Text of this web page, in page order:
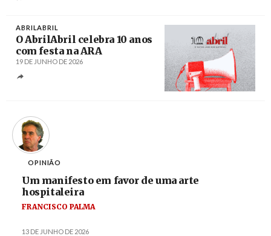
ABRILABRIL
O AbrilAbril celebra 10 anos
com festa na ARA
19 DE JUNHO DE 2026
OPINIÃO
Um manifesto em favor de uma arte
hospitaleira
FRANCISCO PALMA
13 DE JUNHO DE 2026